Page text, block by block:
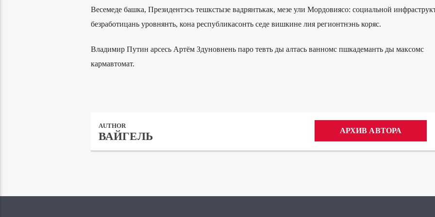
Весемеде башка, Президентэсь тешкстызе вадрянтькак, мезе ули Мордовиясо: социальной
безработицань уровнянть, кона республикасонть седе вишкине лия регионтнэнь коряс.
Владимир Путин арсесь Артём Здуновнень паро тевть ды алтась ванномс пшкадеманть ды максомс
кармавтомат.
AUTHOR
ВАЙГЕЛЬ
АРХИВ АВТОРА